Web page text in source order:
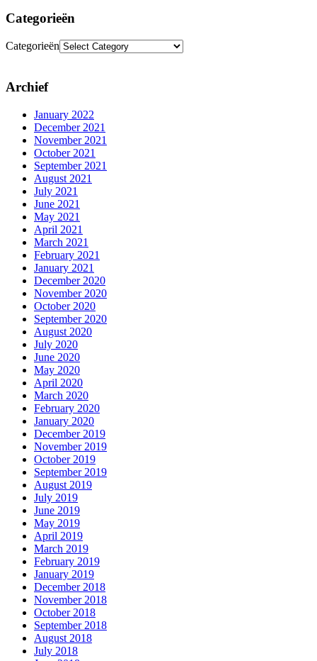
Categorieën
Categorieën
Archief
January 2022
December 2021
November 2021
October 2021
September 2021
August 2021
July 2021
June 2021
May 2021
April 2021
March 2021
February 2021
January 2021
December 2020
November 2020
October 2020
September 2020
August 2020
July 2020
June 2020
May 2020
April 2020
March 2020
February 2020
January 2020
December 2019
November 2019
October 2019
September 2019
August 2019
July 2019
June 2019
May 2019
April 2019
March 2019
February 2019
January 2019
December 2018
November 2018
October 2018
September 2018
August 2018
July 2018